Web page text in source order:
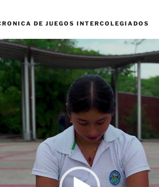
DE JUEGOS INTERCOLEGIADOS